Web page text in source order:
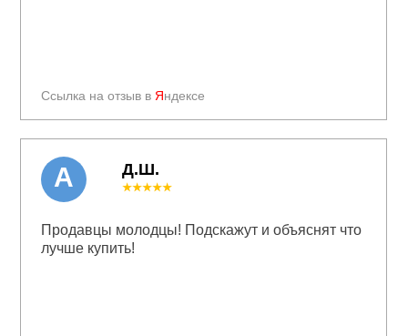
Ссылка на отзыв в Яндексе
Д.Ш.
★★★★★
Продавцы молодцы! Подскажут и объяснят что
лучше купить!
А